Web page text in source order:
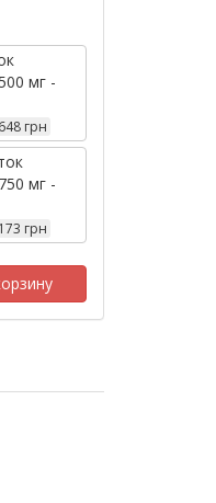
мг -
грн
мг -
грн